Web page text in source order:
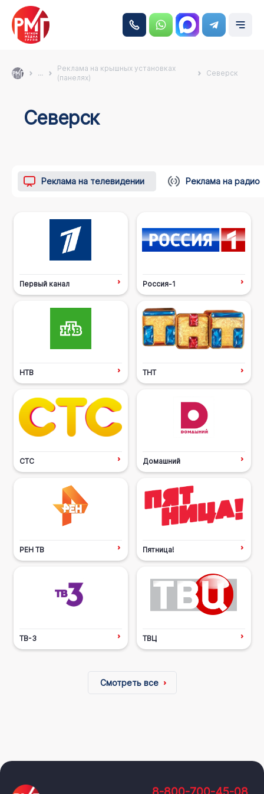
...
Реклама на крышных установках
(панелях)
Северск
Северск
Реклама на телевидении Реклама на радио
Первый канал Россия-1
НТВ ТНТ
СТС Домашний
РЕН ТВ Пятница!
ТВ-3 ТВЦ
Смотреть все